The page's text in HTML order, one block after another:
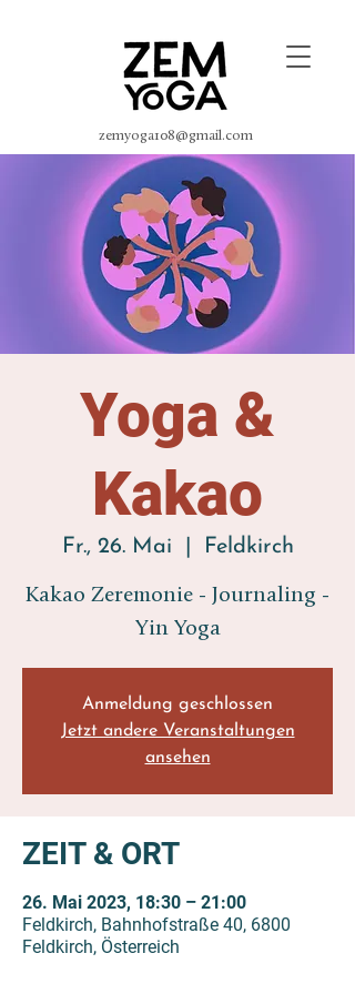
zemyoga108@gmail.com
Yoga &
Kakao
Fr., 26. Mai Feldkirch
Kakao Zeremonie - Journaling -
Yin Yoga
Anmeldung geschlossen
Jetzt andere Veranstaltungen
ansehen
ZEIT & ORT
26. Mai 2023, 18:30 – 21:00
Feldkirch, Bahnhofstraße 40, 6800
Feldkirch, Österreich